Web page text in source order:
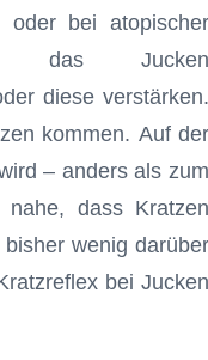
oder bei atopischer
das Jucken
diese verstärken.
kommen. Auf der
– anders als zum
dass Kratzen
wenig darüber
bei Jucken